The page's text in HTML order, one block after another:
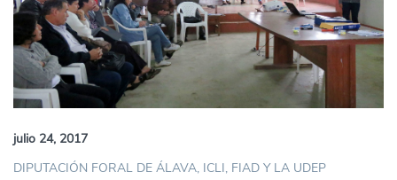
julio 24, 2017
DIPUTACIÓN FORAL DE ÁLAVA, ICLI, FIAD Y LA UDEP